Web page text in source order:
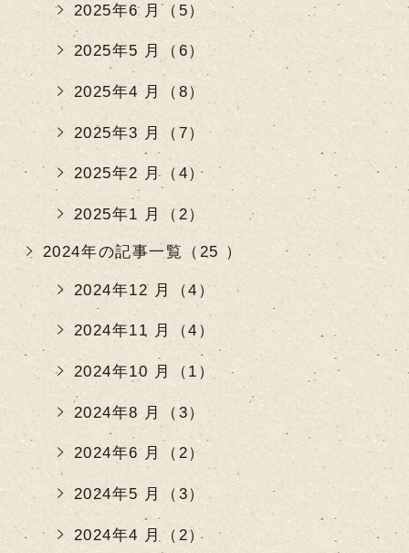
2025年6 月（5）
2025年5 月（6）
2025年4 月（8）
2025年3 月（7）
2025年2 月（4）
2025年1 月（2）
2024年の記事一覧（25 ）
2024年12 月（4）
2024年11 月（4）
2024年10 月（1）
2024年8 月（3）
2024年6 月（2）
2024年5 月（3）
2024年4 月（2）